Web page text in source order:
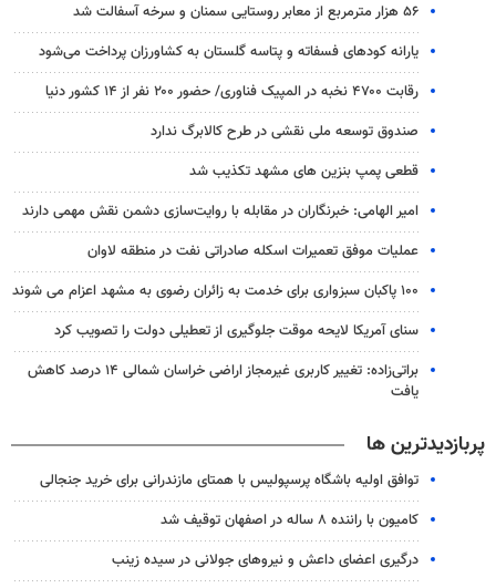
۵۶ هزار مترمربع از معابر روستایی سمنان و سرخه آسفالت شد
یارانه کودهای فسفاته و پتاسه گلستان به کشاورزان پرداخت می‌شود
رقابت ۴۷۰۰ نخبه در المپیک فناوری/ حضور ۲۰۰ نفر از ۱۴ کشور دنیا
صندوق توسعه ملی نقشی در طرح کالابرگ ندارد
قطعی پمپ بنزین های مشهد تکذیب شد
امیر الهامی: خبرنگاران در مقابله با روایت‌سازی دشمن نقش مهمی دارند
عملیات موفق تعمیرات اسکله صادراتی نفت در منطقه لاوان
۱۰۰ پاکبان سبزواری برای خدمت به زائران رضوی به مشهد اعزام می شوند
سنای آمریکا لایحه موقت جلوگیری از تعطیلی دولت را تصویب کرد
براتی‌زاده: تغییر کاربری غیرمجاز اراضی خراسان شمالی ۱۴ درصد کاهش
یافت
پربازدیدترین ها
توافق اولیه باشگاه پرسپولیس با همتای مازندرانی برای خرید جنجالی
کامیون با راننده ۸ ساله در اصفهان توقیف شد
درگیری اعضای داعش و نیروهای جولانی در سیده زینب